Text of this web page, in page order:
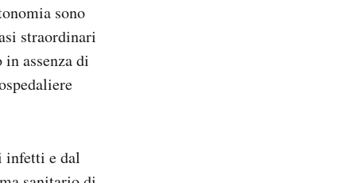
sono
straordinari
assenza di
infetti e dal